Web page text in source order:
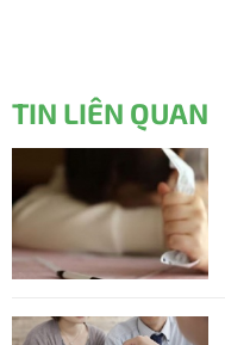
TIN LIÊN QUAN